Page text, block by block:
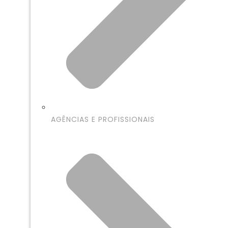
AGÊNCIAS E PROFISSIONAIS